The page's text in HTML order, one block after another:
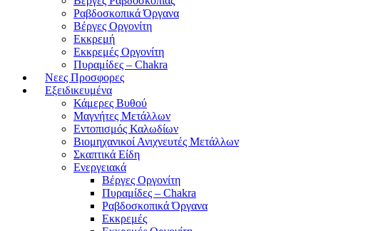
Ραβδοσκοπικά Όργανα
Βέργες Οργονίτη
Εκκρεμή
Εκκρεμές Οργονίτη
Πυραμίδες – Chakra
Νεες Προσφορες
Εξειδικευμένα
Κάμερες Βυθού
Μαγνήτες Μετάλλων
Εντοπισμός Καλωδίων
Βιομηχανικοί Ανιχνευτές Μετάλλων
Σκαπτικά Είδη
Ενεργειακά
Βέργες Οργονίτη
Πυραμίδες – Chakra
Ραβδοσκοπικά Όργανα
Εκκρεμές